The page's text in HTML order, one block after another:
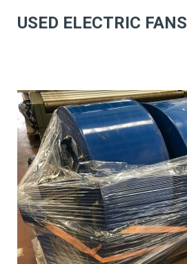
USED ​​ELECTRIC FANS